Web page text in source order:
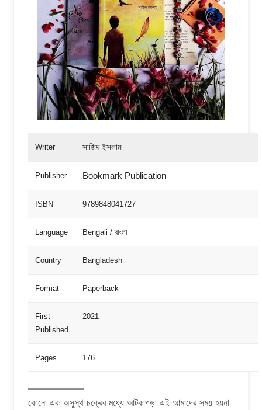
Writer সাজিদ ইসলাম
Publisher Bookmark Publication
ISBN 9789848041727
Language Bengali / বাংলা
Country Bangladesh
Format Paperback
First
Published
2021
Pages 176
——————
কোনো এক অসুস্থ চক্রের মধ্যে আটকাপড়া এই আমাদের সময় হয়না